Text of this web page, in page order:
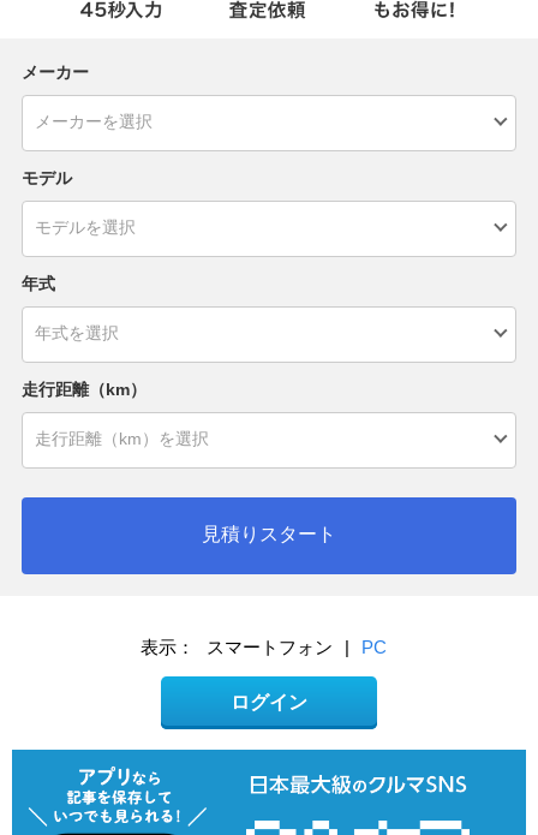
メーカー
モデル
年式
走行距離（km）
見積りスタート
表示： スマートフォン | PC
ログイン